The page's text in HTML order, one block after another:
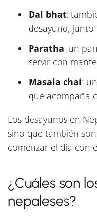
Dal bhat:
desayuno, junto
Paratha: un
servir con
Masala chai:
que acompaña
Los desayunos en
sino que también
comenzar el día con
¿Cuáles son
nepaleses?